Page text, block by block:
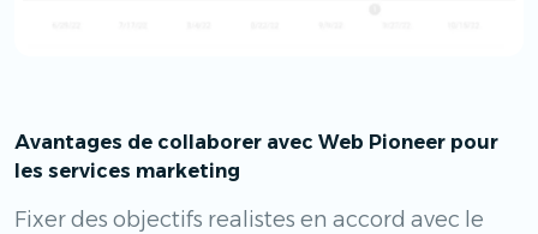
Avantages de collaborer avec Web Pioneer pour
les services marketing
Fixer des objectifs realistes en accord avec le